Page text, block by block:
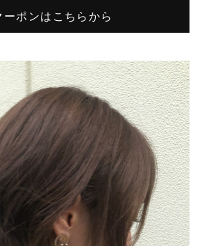
ポンはこちらから